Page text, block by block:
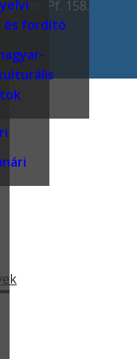
és fordító
Pf. 158.